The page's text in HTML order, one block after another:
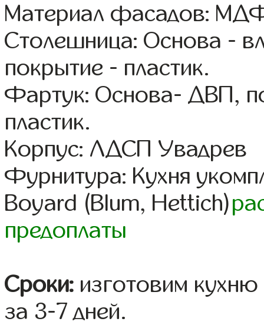
Материал фасадов:
Столешница: Основа -
покрытие - пластик.
Фартук: Основа- ДВП,
пластик.
Корпус: ЛДСП Увадрев
Фурнитура: Кухня
Boyard (Blum, Hettich)
предоплаты
Сроки: изготовим
за 3-7 дней.